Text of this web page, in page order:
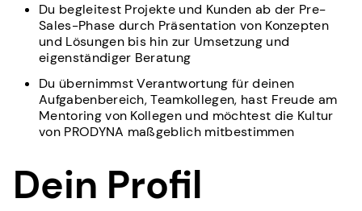
Du begleitest Projekte und Kunden ab der Pre-
Sales-Phase durch Präsentation von Konzepten
und Lösungen bis hin zur Umsetzung und
eigenständiger Beratung
Du übernimmst Verantwortung für deinen
Aufgabenbereich, Teamkollegen, hast Freude am
Mentoring von Kollegen und möchtest die Kultur
von PRODYNA maßgeblich mitbestimmen
Dein Profil